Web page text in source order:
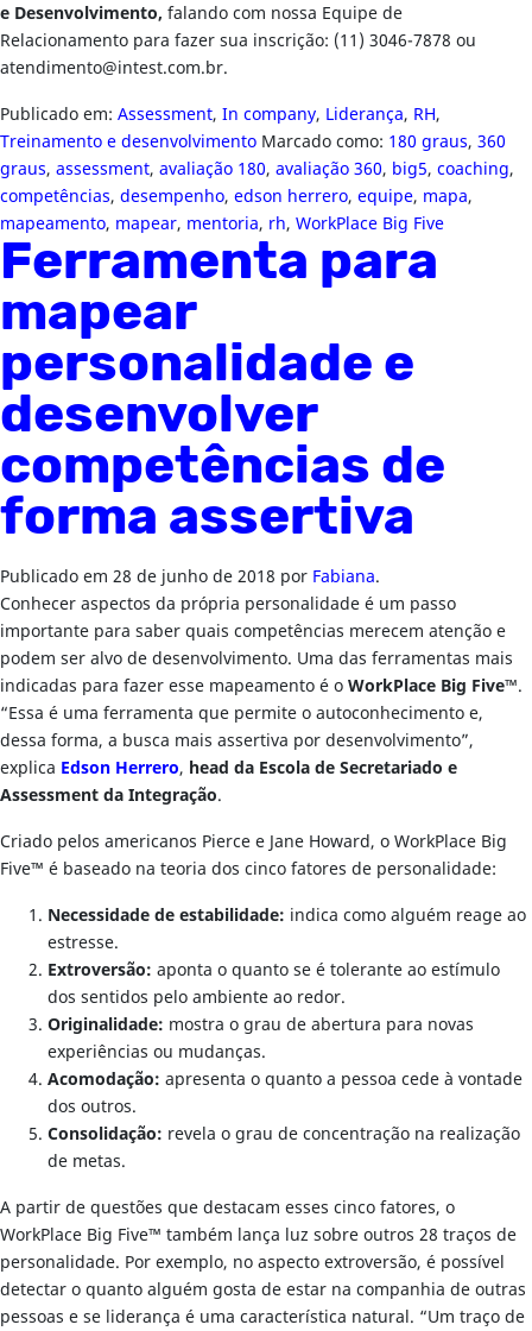
e Desenvolvimento, falando com nossa Equipe de
Relacionamento para fazer sua inscrição: (11) 3046-7878 ou
atendimento@intest.com.br.
Publicado em: Assessment, In company, Liderança, RH,
Treinamento e desenvolvimento Marcado como: 180 graus, 360
graus, assessment, avaliação 180, avaliação 360, big5, coaching,
competências, desempenho, edson herrero, equipe, mapa,
mapeamento, mapear, mentoria, rh, WorkPlace Big Five
Ferramenta para
mapear
personalidade e
desenvolver
competências de
forma assertiva
Publicado em 28 de junho de 2018 por Fabiana.
Conhecer aspectos da própria personalidade é um passo
importante para saber quais competências merecem atenção e
podem ser alvo de desenvolvimento. Uma das ferramentas mais
indicadas para fazer esse mapeamento é oWorkPlace Big Five™.
“Essa é uma ferramenta que permite o autoconhecimento e,
dessa forma, a busca mais assertiva por desenvolvimento”,
explica Edson Herrero, head da Escola de Secretariado e
Assessment da Integração.
Criado pelos americanos Pierce e Jane Howard, o WorkPlace Big
Five™ é baseado na teoria dos cinco fatores de personalidade:
Necessidade de estabilidade: indica como alguém reage ao
estresse.
Extroversão: aponta o quanto se é tolerante ao estímulo
dos sentidos pelo ambiente ao redor.
Originalidade: mostra o grau de abertura para novas
experiências ou mudanças.
Acomodação: apresenta o quanto a pessoa cede à vontade
dos outros.
Consolidação: revela o grau de concentração na realização
de metas.
A partir de questões que destacam esses cinco fatores, o
WorkPlace Big Five™ também lança luz sobre outros 28 traços de
personalidade. Por exemplo, no aspecto extroversão, é possível
detectar o quanto alguém gosta de estar na companhia de outras
pessoas e se liderança é uma característica natural. “Um traço de